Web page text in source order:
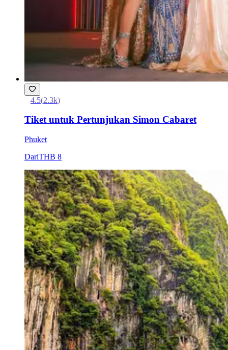
4.5(2.3k)
Tiket untuk Pertunjukan Simon Cabaret
Phuket
DariTHB 8